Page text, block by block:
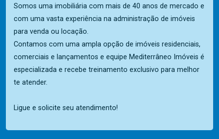
Somos uma imobiliária com mais de 40 anos de mercado e
com uma vasta experiência na administração de imóveis
para venda ou locação.
Contamos com uma ampla opção de imóveis residenciais,
comerciais e lançamentos e equipe Mediterrâneo Imóveis é
especializada e recebe treinamento exclusivo para melhor
te atender.
Ligue e solicite seu atendimento!